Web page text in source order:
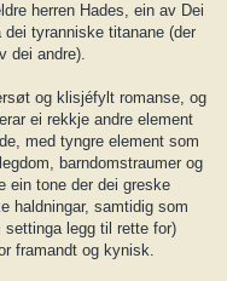
herren Hades, ein av Dei
tyranniske titanane (der
dei andre).
og klisjéfylt romanse, og
ei rekkje andre element
med tyngre element som
barndomstraumer og
ein tone der dei greske
haldningar, samtidig som
settinga legg til rette for)
framandt og kynisk.